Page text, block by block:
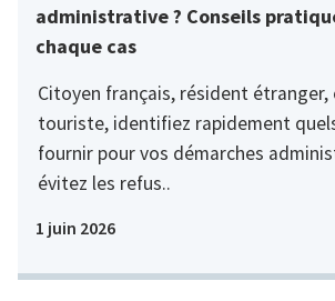
administrative ? Conseils
chaque cas
Citoyen français, résident
touriste, identifiez rapidement
fournir pour vos démarches
évitez les refus..
1 juin 2026